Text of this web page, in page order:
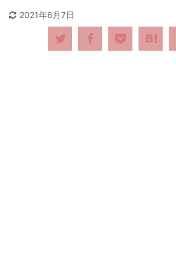
2021年6月7日